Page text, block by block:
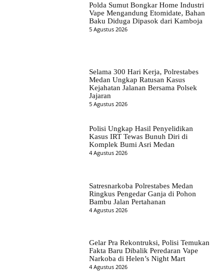
Polda Sumut Bongkar Home Industri
Vape Mengandung Etomidate, Bahan
Baku Diduga Dipasok dari Kamboja
5 Agustus 2026
Selama 300 Hari Kerja, Polrestabes
Medan Ungkap Ratusan Kasus
Kejahatan Jalanan Bersama Polsek
Jajaran
5 Agustus 2026
Polisi Ungkap Hasil Penyelidikan
Kasus IRT Tewas Bunuh Diri di
Komplek Bumi Asri Medan
4 Agustus 2026
Satresnarkoba Polrestabes Medan
Ringkus Pengedar Ganja di Pohon
Bambu Jalan Pertahanan
4 Agustus 2026
Gelar Pra Rekontruksi, Polisi Temukan
Fakta Baru Dibalik Peredaran Vape
Narkoba di Helen’s Night Mart
4 Agustus 2026